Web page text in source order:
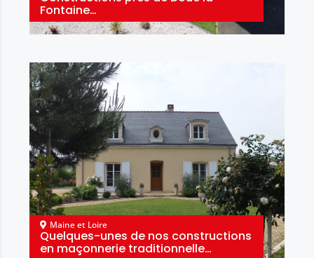
Fontaine…
Maine et Loire
Quelques-unes de nos constructions
en maçonnerie traditionnelle…